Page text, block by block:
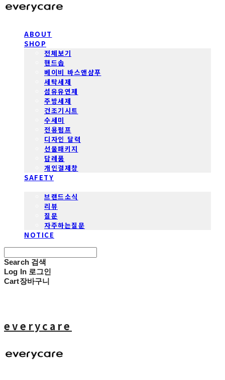
ABOUT
SHOP
전체보기
핸드솝
베이비 바스앤샴푸
세탁세제
섬유유연제
주방세제
건조기시트
수세미
전용펌프
디자인 달력
선물패키지
답례품
개인결제창
SAFETY
브랜드소식
리뷰
질문
자주하는질문
NOTICE
Search 검색
Log In 로그인
Cart장바구니
everycare